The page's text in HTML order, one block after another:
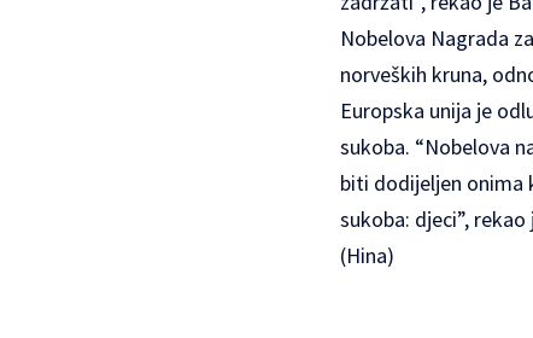
Nobelova Nagrada
norveških kruna,
Europska unija je
sukoba. “Nobelova
biti dodijeljen onima
sukoba: djeci”,
(Hina)